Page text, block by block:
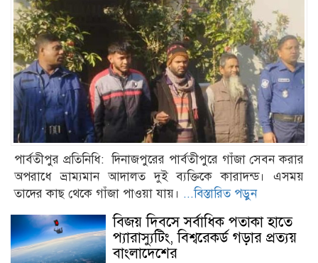
পার্বতীপুর প্রতিনিধি: দিনাজপুরের পার্বতীপুরে গাঁজা সেবন করার
অপরাধে ভ্রাম্যমান আদালত দুই ব্যক্তিকে কারাদন্ড। এসময়
তাদের কাছ থেকে গাঁজা পাওয়া যায়। ...বিস্তারিত পড়ুন
বিজয় দিবসে সর্বাধিক পতাকা হাতে
প্যারাস্যুটিং, বিশ্বরেকর্ড গড়ার প্রত্যয়
বাংলাদেশের